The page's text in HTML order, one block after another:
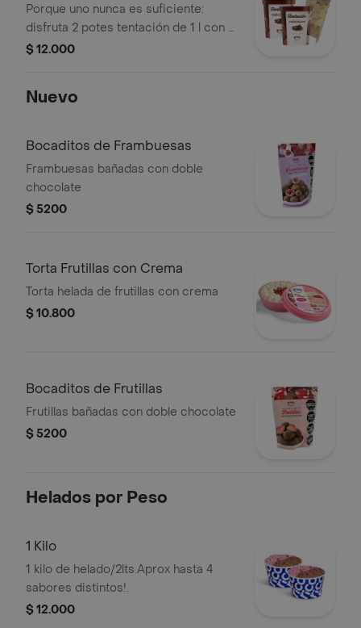
Porque uno nunca es suficiente:
disfruta 2 potes tentación de 1 l con 4
barquillos.
$ 12.000
Nuevo
Bocaditos de Frambuesas
Frambuesas bañadas con doble
chocolate
$ 5200
Torta Frutillas con Crema
Torta helada de frutillas con crema
$ 10.800
Bocaditos de Frutillas
Frutillas bañadas con doble chocolate
$ 5200
Helados por Peso
1 Kilo
1 kilo de helado/2lts.Aprox hasta 4
sabores distintos!.
$ 12.000